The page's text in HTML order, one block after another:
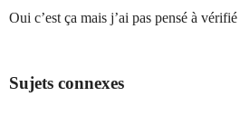
Oui c’est ça mais j’ai pas pensé à
Sujets connexes